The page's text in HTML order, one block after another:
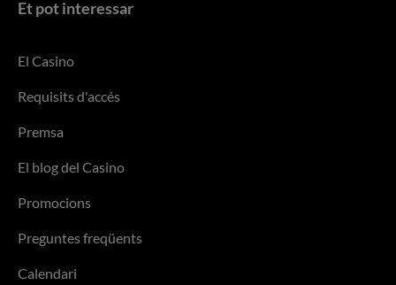
Et pot interessar
El Casino
Requisits d'accés
Premsa
El blog del Casino
Promocions
Preguntes freqüents
Calendari